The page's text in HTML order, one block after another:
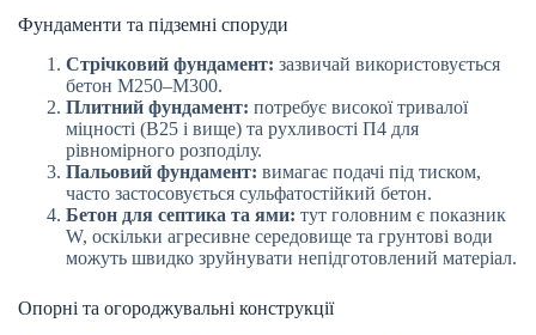
Фундаменти та підземні споруди
Стрічковий фундамент: зазвичай використовується
бетон М250–М300.
Плитний фундамент: потребує високої тривалої
міцності (В25 і вище) та рухливості П4 для
рівномірного розподілу.
Пальовий фундамент: вимагає подачі під тиском,
часто застосовується сульфатостійкий бетон.
Бетон для септика та ями: тут головним є показник
W, оскільки агресивне середовище та грунтові води
можуть швидко зруйнувати непідготовлений матеріал.
Опорні та огороджувальні конструкції